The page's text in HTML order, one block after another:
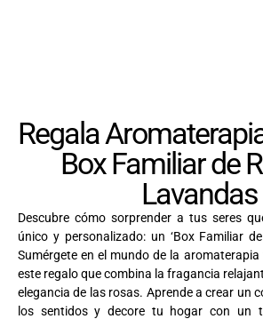
Regala
Box Familiar de
Lavandas
Descubre cómo sorprender a tus seres
único y personalizado: un ‘Box Familiar
Sumérgete en el mundo de la
este regalo que combina la fragancia
elegancia de las rosas. Aprende a crear un
los sentidos y decore tu hogar con un